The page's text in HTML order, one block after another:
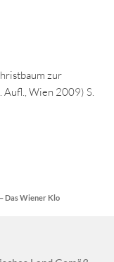
zur
Aufl., Wien 2009) S.
Das Wiener Klo